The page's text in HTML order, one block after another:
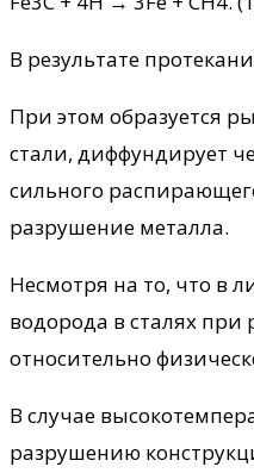
В результате
При этом образуется
стали, диффундирует
сильного
разрушение металла.
Несмотря на то, что в
водорода в сталях при
относительно
В случае
разрушению